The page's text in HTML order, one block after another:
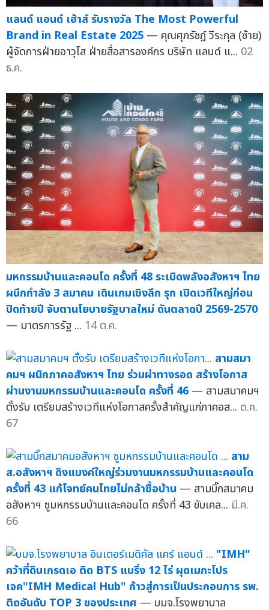
แลนด์ แอนด์ เฮ้าส์ รับรางวัล The Most Powerful
Brand in Real Estate 2025 — คุณศุภรัชฎ์ วีระกุล (ซ้าย)
ผู้จัดการฝ่ายอาวุโส ฝ่ายสื่อสารองค์กร บริษัท แลนด์ แ... 02
ธ.ค.
มหกรรมบ้านและคอนโด ครั้งที่ 48 ระเบิดพลังอสังหาฯ ไทย
ผนึกกำลัง 3 สมาคม เดินเกมเชิงลึก รุก เปิดเวทีใหญ่ก่อน
ปิดท้ายปี จับตานโยบายรัฐบาลใหม่ ดันตลาดปี 2569-2570
— มาตรการรัฐ ... 14 ต.ค.
สามสมา
คมฯ ผนึกภาคอสังหาฯ ไทย ร่วมผ่าทางรอด สร้างโอกาส
ผ่านงานมหกรรมบ้านและคอนโด ครั้งที่ 46 — สามสมาคมฯ
ตั้งรับ เตรียมสร้างเวทีแห่งโอกาสครั้งสำคัญแก่ภาคอส... ต.ค.
67
สาม
ส.อสังหาฯ ดึงแบงค์ใหญ่ร่วมงานมหกรรมบ้านและคอนโด
ครั้งที่ 43 แก้โจทย์คนไทยไม่กล้าซื้อบ้าน — สามบิ๊กสมาคม
อสังหาฯ ซูมหกรรมบ้านและคอนโด ครั้งที่ 43 ขับเคล... มี.ค.
66
"IMH"
คว้าที่ดินเกรดเอ ติด BTS แบริ่ง 12 ไร่ ผุดเมกะโปร
เจค"IMH Medical Hub" ก้าวสู่การเป็นประกอบการ รพ.
ติดอันดับ TOP 3 ของประเทศ — บมจ.โรงพยาบาล